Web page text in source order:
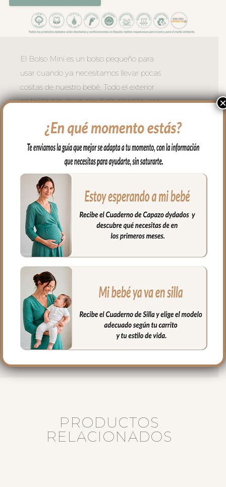
El Bolso Mini es un bolso pequeño para
usar cuando ya necesitamos llevar pocas
cositas de nuestro bebé. Todo el exterior
en tejido piqué; un piqué de algodón, con
lavar a mano o en lavadora, siempre
agua fría, jabones no abrasivos y secado
al natural. Recuerda quitar el culete
rígido antes de lavar.
Se sujeta al carrito mediante asas con
broches de presión ocultos.
La cremallera del bolso siempre a tono y
muy larga para tener un mejor acceso al
interior del bolso.
El interior siempre en tejido blanco e
impermeable con bolsillos en todos los
laterales para poder llevar todo
organizado y el culete rígido
Medidas bolso:
33 cms Ancho
17cms Alto
PRODUCTOS
RELACIONADOS
×